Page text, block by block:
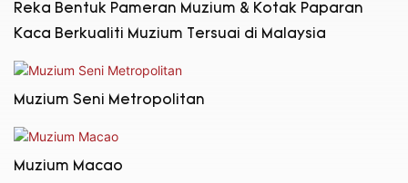
Reka Bentuk Pameran Muzium & Kotak Paparan
Kaca Berkualiti Muzium Tersuai di Malaysia
Muzium Seni Metropolitan
Muzium Macao